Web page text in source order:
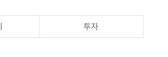
투자